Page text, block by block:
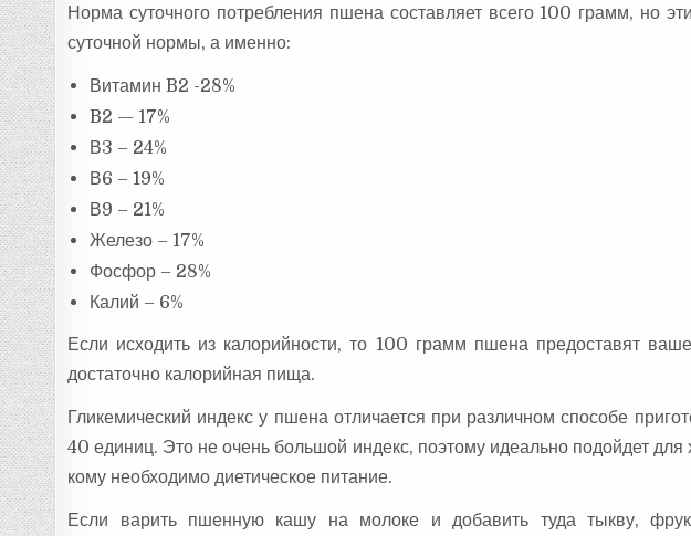
Норма суточного потребления пшена составляет всего 100 грамм, но
суточной нормы, а именно:
Витамин B2 -28%
B2 — 17%
В3 – 24%
В6 – 19%
В9 – 21%
Железо – 17%
Фосфор – 28%
Калий – 6%
Если исходить из калорийности, то 100 грамм пшена предоставят
достаточно калорийная пища.
Гликемический индекс у пшена отличается при различном способе
40 единиц. Это не очень большой индекс, поэтому идеально подойдет
кому необходимо диетическое питание.
Если варить пшенную кашу на молоке и добавить туда тыкву,